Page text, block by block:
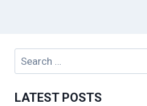
Search
LATEST POSTS